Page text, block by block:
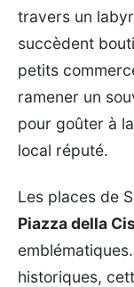
travers un
succèdent
petits
ramener un
pour goûter à
local réputé.
Les places de
Piazza della
historiques,